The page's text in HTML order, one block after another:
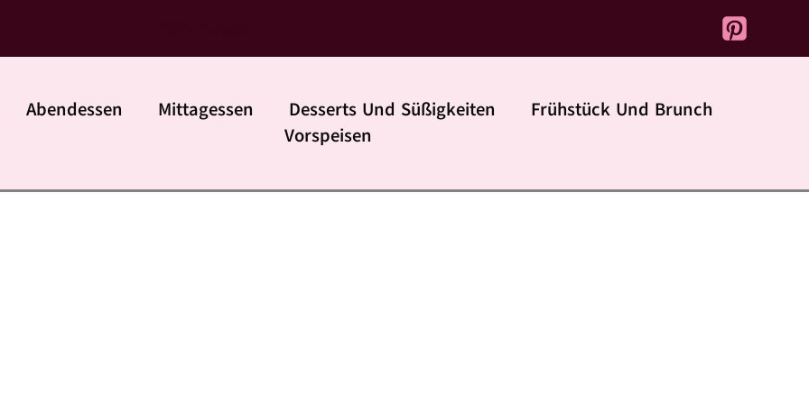
Abendessen Mittagessen Desserts Und Süßigkeiten
Frühstück Und Brunch
Vorspeisen